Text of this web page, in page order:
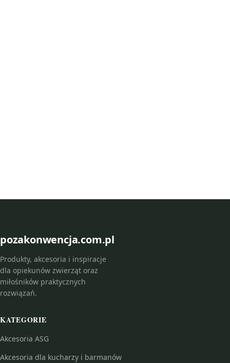
pozakonwencja.com.pl
Produkty, akcesoria i inspiracje
dla opiekunów zwierząt oraz
miłośników praktycznych
rozwiązań.
KATEGORIE
Akcesoria ASG
Akcesoria dla kucharzy i barmanów